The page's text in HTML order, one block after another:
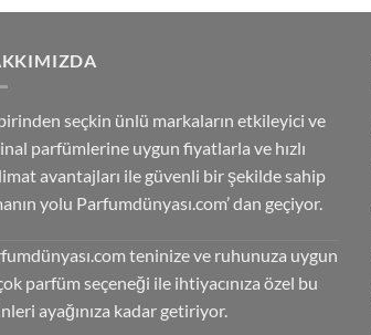
seçkin ünlü markaların etkileyici ve
parfümlerine uygun fiyatlarla ve hızlı
avantajları ile güvenli bir şekilde sahip
yolu Parfumdünyası.com’ dan geçiyor.
teninize ve ruhunuza uygun
parfüm seçeneği ile ihtiyacınıza özel bu
ayağınıza kadar getiriyor.